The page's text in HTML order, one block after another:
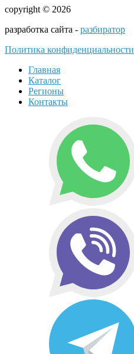
copyright © 2026
разработка сайта - разбиратор
Политика конфиденциальности
Главная
Каталог
Регионы
Контакты